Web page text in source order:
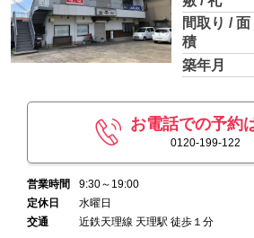
間取り / 面
積
築年月
お電話での予約
0120-199-122
営業時間
9:30～19:00
定休日
水曜日
交通
近鉄天理線 天理駅 徒歩１分